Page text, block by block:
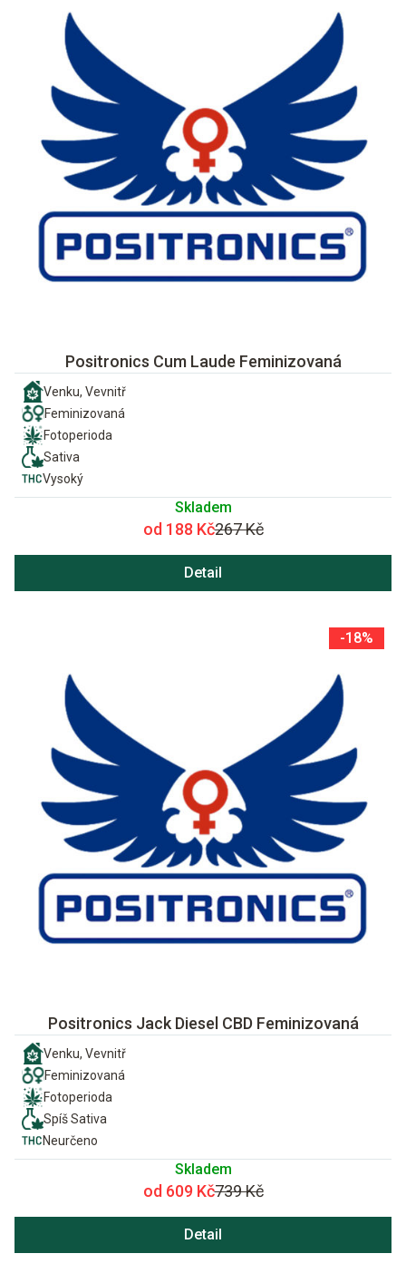
Positronics Cum Laude Feminizovaná
Venku, Vevnitř
Feminizovaná
Fotoperioda
Sativa
Vysoký
Skladem
od 188 Kč267 Kč
Detail
-18%
Positronics Jack Diesel CBD Feminizovaná
Venku, Vevnitř
Feminizovaná
Fotoperioda
Spíš Sativa
Neurčeno
Skladem
od 609 Kč739 Kč
Detail